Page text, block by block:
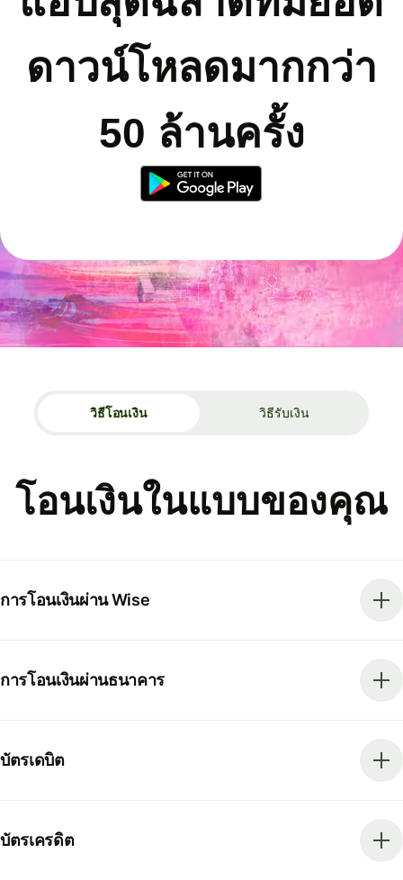
ดาวน์โหลดมากกว่า
50 ล้านครั้ง
วิธีโอนเงิน วิธีรับเงิน
โอนเงินในแบบของคุณ
การโอนเงินผ่าน Wise
การโอนเงินผ่านธนาคาร
บัตรเดบิต
บัตรเครดิต